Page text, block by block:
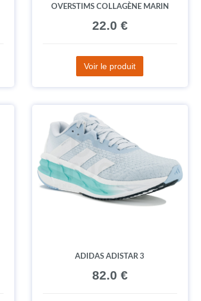
OVERSTIMS COLLAGÈNE MARIN
22.0 €
Voir le produit
ADIDAS ADISTAR 3
82.0 €